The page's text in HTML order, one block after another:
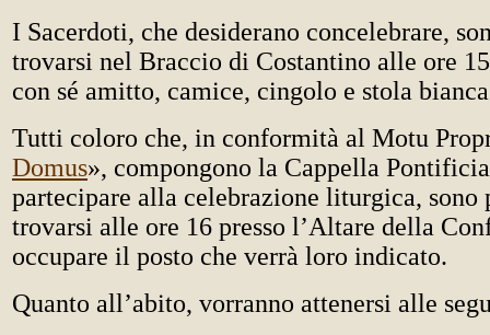
I Sacerdoti, che desiderano concelebrare,
trovarsi nel Braccio di Costantino alle ore
con sé amitto, camice, cingolo e stola
Tutti coloro che, in conformità al Motu
Domus», compongono la Cappella
partecipare alla celebrazione liturgica, sono
trovarsi alle ore 16 presso l’Altare della
occupare il posto che verrà loro indicato.
Quanto all’abito, vorranno attenersi alle